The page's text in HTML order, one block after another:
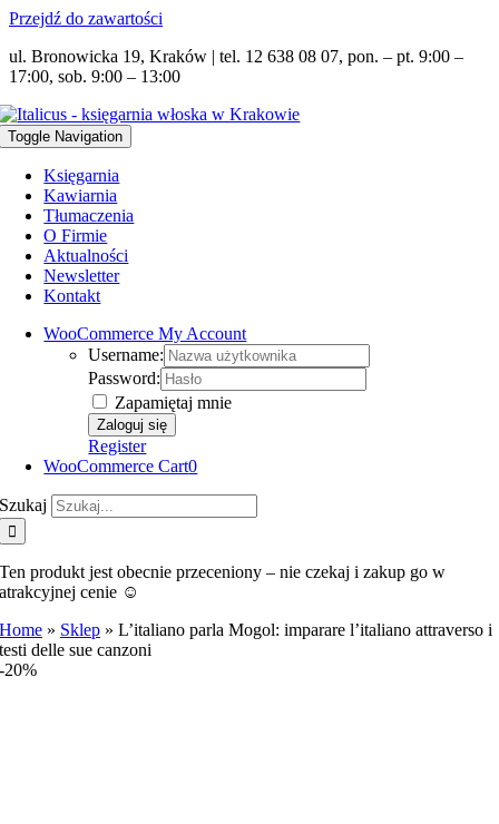
Przejdź do zawartości
ul. Bronowicka 19, Kraków | tel. 12 638 08 07, pon. – pt. 9:00 –
17:00, sob. 9:00 – 13:00
Toggle Navigation
Księgarnia
Kawiarnia
Tłumaczenia
O Firmie
Aktualności
Newsletter
Kontakt
WooCommerce My Account
Username:
Password:
Zapamiętaj mnie
Register
WooCommerce Cart0
Szukaj
Ten produkt jest obecnie przeceniony – nie czekaj i zakup go w
atrakcyjnej cenie ☺️
Home » Sklep »L’italiano parla Mogol: imparare l’italiano attraverso i
testi delle sue canzoni
-20%